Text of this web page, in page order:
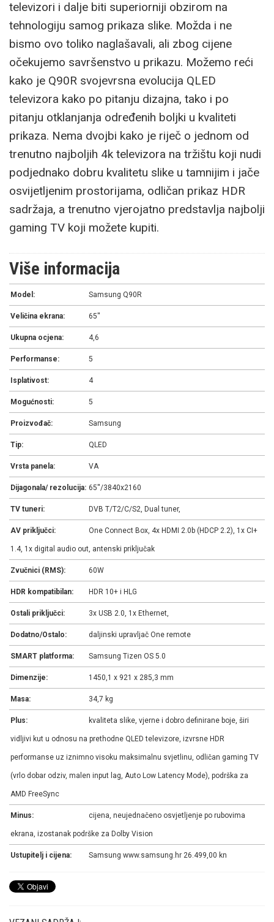
televizori i dalje biti superiorniji obzirom na
tehnologiju samog prikaza slike. Možda i ne
bismo ovo toliko naglašavali, ali zbog cijene
očekujemo savršenstvo u prikazu. Možemo reći
kako je Q90R svojevrsna evolucija QLED
televizora kako po pitanju dizajna, tako i po
pitanju otklanjanja određenih boljki u kvaliteti
prikaza. Nema dvojbi kako je riječ o jednom od
trenutno najboljih 4k televizora na tržištu koji nudi
podjednako dobru kvalitetu slike u tamnijim i jače
osvijetljenim prostorijama, odličan prikaz HDR
sadržaja, a trenutno vjerojatno predstavlja najbolji
gaming TV koji možete kupiti.
Više informacija
Model: Samsung Q90R
Veličina ekrana: 65''
Ukupna ocjena: 4,6
Performanse: 5
Isplativost: 4
Mogućnosti: 5
Proizvođač: Samsung
Tip: QLED
Vrsta panela: VA
Dijagonala/ rezolucija: 65''/3840x2160
TV tuneri: DVB T/T2/C/S2, Dual tuner,
AV priključci: One Connect Box, 4x HDMI 2.0b (HDCP 2.2), 1x CI+
1.4, 1x digital audio out, antenski priključak
Zvučnici (RMS): 60W
HDR kompatibilan: HDR 10+ i HLG
Ostali priključci: 3x USB 2.0, 1x Ethernet,
Dodatno/Ostalo: daljinski upravljač One remote
SMART platforma: Samsung Tizen OS 5.0
Dimenzije: 1450,1 x 921 x 285,3 mm
Masa: 34,7 kg
Plus: kvaliteta slike, vjerne i dobro definirane boje, širi
vidljivi kut u odnosu na prethodne QLED televizore, izvrsne HDR
performanse uz iznimno visoku maksimalnu svjetlinu, odličan gaming TV
(vrlo dobar odziv, malen input lag, Auto Low Latency Mode), podrška za
AMD FreeSync
Minus: cijena, neujednačeno osvjetljenje po rubovima
ekrana, izostanak podrške za Dolby Vision
Ustupitelj i cijena: Samsung www.samsung.hr 26.499,00 kn